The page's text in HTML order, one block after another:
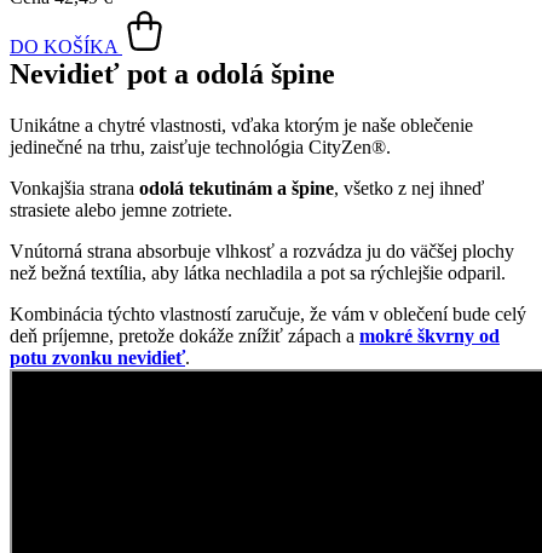
DO KOŠÍKA
Nevidieť pot a odolá špine
Unikátne a chytré vlastnosti, vďaka ktorým je naše oblečenie
jedinečné na trhu, zaisťuje technológia CityZen®.
Vonkajšia strana
odolá tekutinám a špine
, všetko z nej ihneď
strasiete alebo jemne zotriete.
Vnútorná strana absorbuje vlhkosť a rozvádza ju do väčšej plochy
než bežná textília, aby látka nechladila a pot sa rýchlejšie odparil.
Kombinácia týchto vlastností zaručuje, že vám v oblečení bude celý
deň príjemne, pretože dokáže znížiť zápach a mokré škvrny od
potu zvonku nevidieť.